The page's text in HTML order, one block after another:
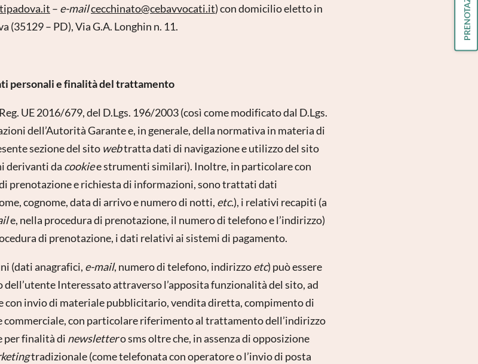
it – e-mailcecchinato@cebavvocati.it) con domicilio eletto in
(35129 – PD), Via G.A. Longhin n. 11.
personali e finalità del trattamento
UE 2016/679, del D.Lgs. 196/2003 (così come modificato dal D.Lgs.
dell’Autorità Garante e, in generale, della normativa in materia di
sezione del sito webtratta dati di navigazione e utilizzo del sito
derivanti da cookiee strumenti similari). Inoltre, in particolare con
prenotazione e richiesta di informazioni, sono trattati dati
cognome, data di arrivo e numero di notti, etc.), i relativi recapiti (a
e, nella procedura di prenotazione, il numero di telefono e l’indirizzo)
di prenotazione, i dati relativi ai sistemi di pagamento.
(dati anagrafici, e-mail, numero di telefono, indirizzoetc) può essere
Interessato attraverso l’apposita funzionalità del sito, ad
invio di materiale pubblicitario, vendita diretta, compimento di
commerciale, con particolare riferimento al trattamento dell’indirizzo
per finalità di newslettero sms oltre che, in assenza di opposizione
tradizionale (come telefonata con operatore o l’invio di posta